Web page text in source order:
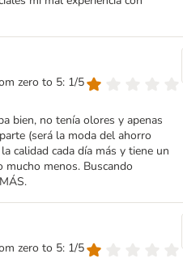
zero to 5: 1/5
bien, no tenía olores y apenas
(será la moda del ahorro
calidad cada día más y tiene un
menos. Buscando
zero to 5: 1/5